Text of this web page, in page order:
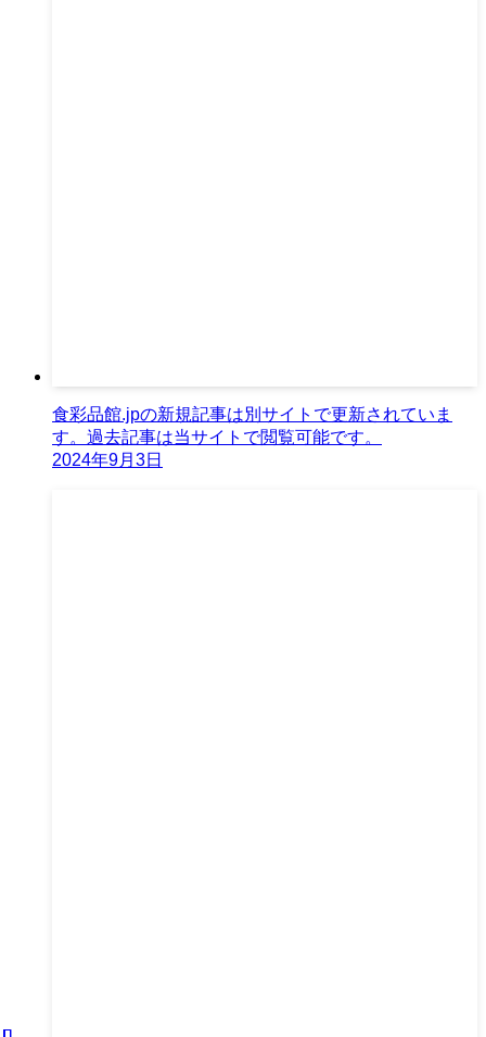
食彩品館.jpの新規記事は別サイトで更新されていま
す。過去記事は当サイトで閲覧可能です。
2024年9月3日